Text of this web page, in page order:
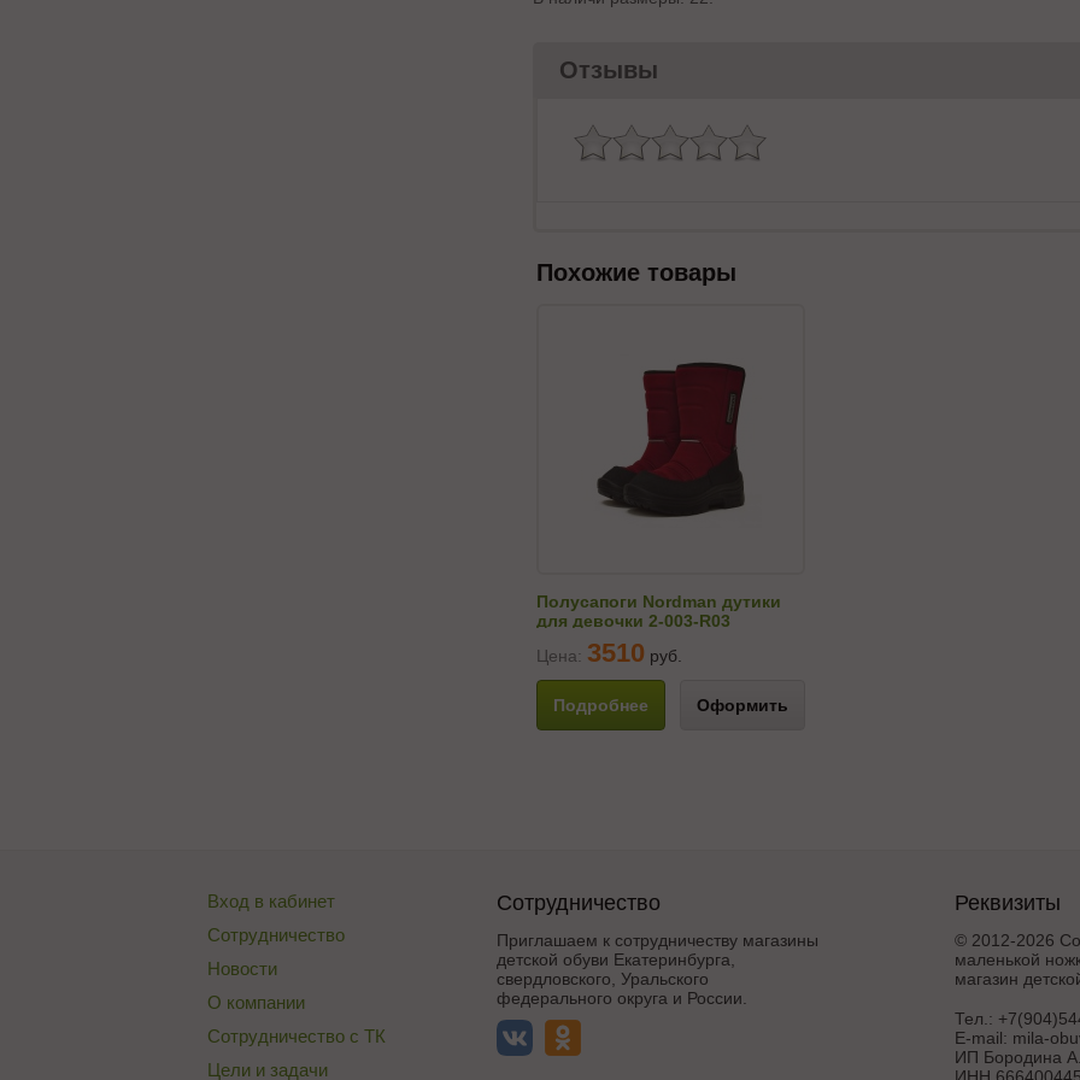
Отзывы
Похожие товары
Полусапоги Nordman дутики
для девочки 2-003-R03
Цена: 3510 руб.
Подробнее Оформить
Вход в кабинет
Сотрудничество
Новости
О компании
Сотрудничество с ТК
Цели и задачи
Сотрудничество
Приглашаем к сотрудничеству магазины
детской обуви Екатеринбурга,
свердловского, Уральского
федерального округа и России.
Реквизиты
© 2012-2026
маленькой
магазин
Тел.:
E-mail: mila-
ИП Бородина